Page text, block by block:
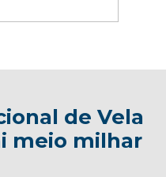
de Vela
meio milhar